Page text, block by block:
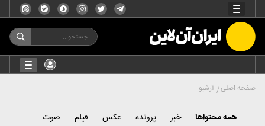
صفحه اصلی آرشیو
همه محتواها خبر پرونده عکس فیلم صوت